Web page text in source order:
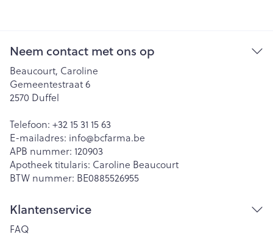
Neem contact met ons op
Beaucourt, Caroline
Gemeentestraat 6
2570 Duffel
Telefoon: +32 15 31 15 63
E-mailadres: info@bcfarma.be
APB nummer: 120903
Apotheek titularis: Caroline Beaucourt
BTW nummer: BE0885526955
Klantenservice
FAQ